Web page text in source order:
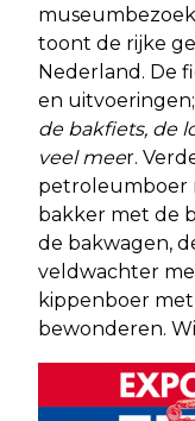
toont de rijke
Nederland. De
en uitvoeringen;
de bakfiets, de
veel meer.
petroleumboer
bakker met de
de bakwagen,
veldwachter
kippenboer
bewonderen.